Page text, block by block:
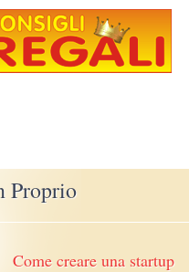
Proprio
Come creare una startup